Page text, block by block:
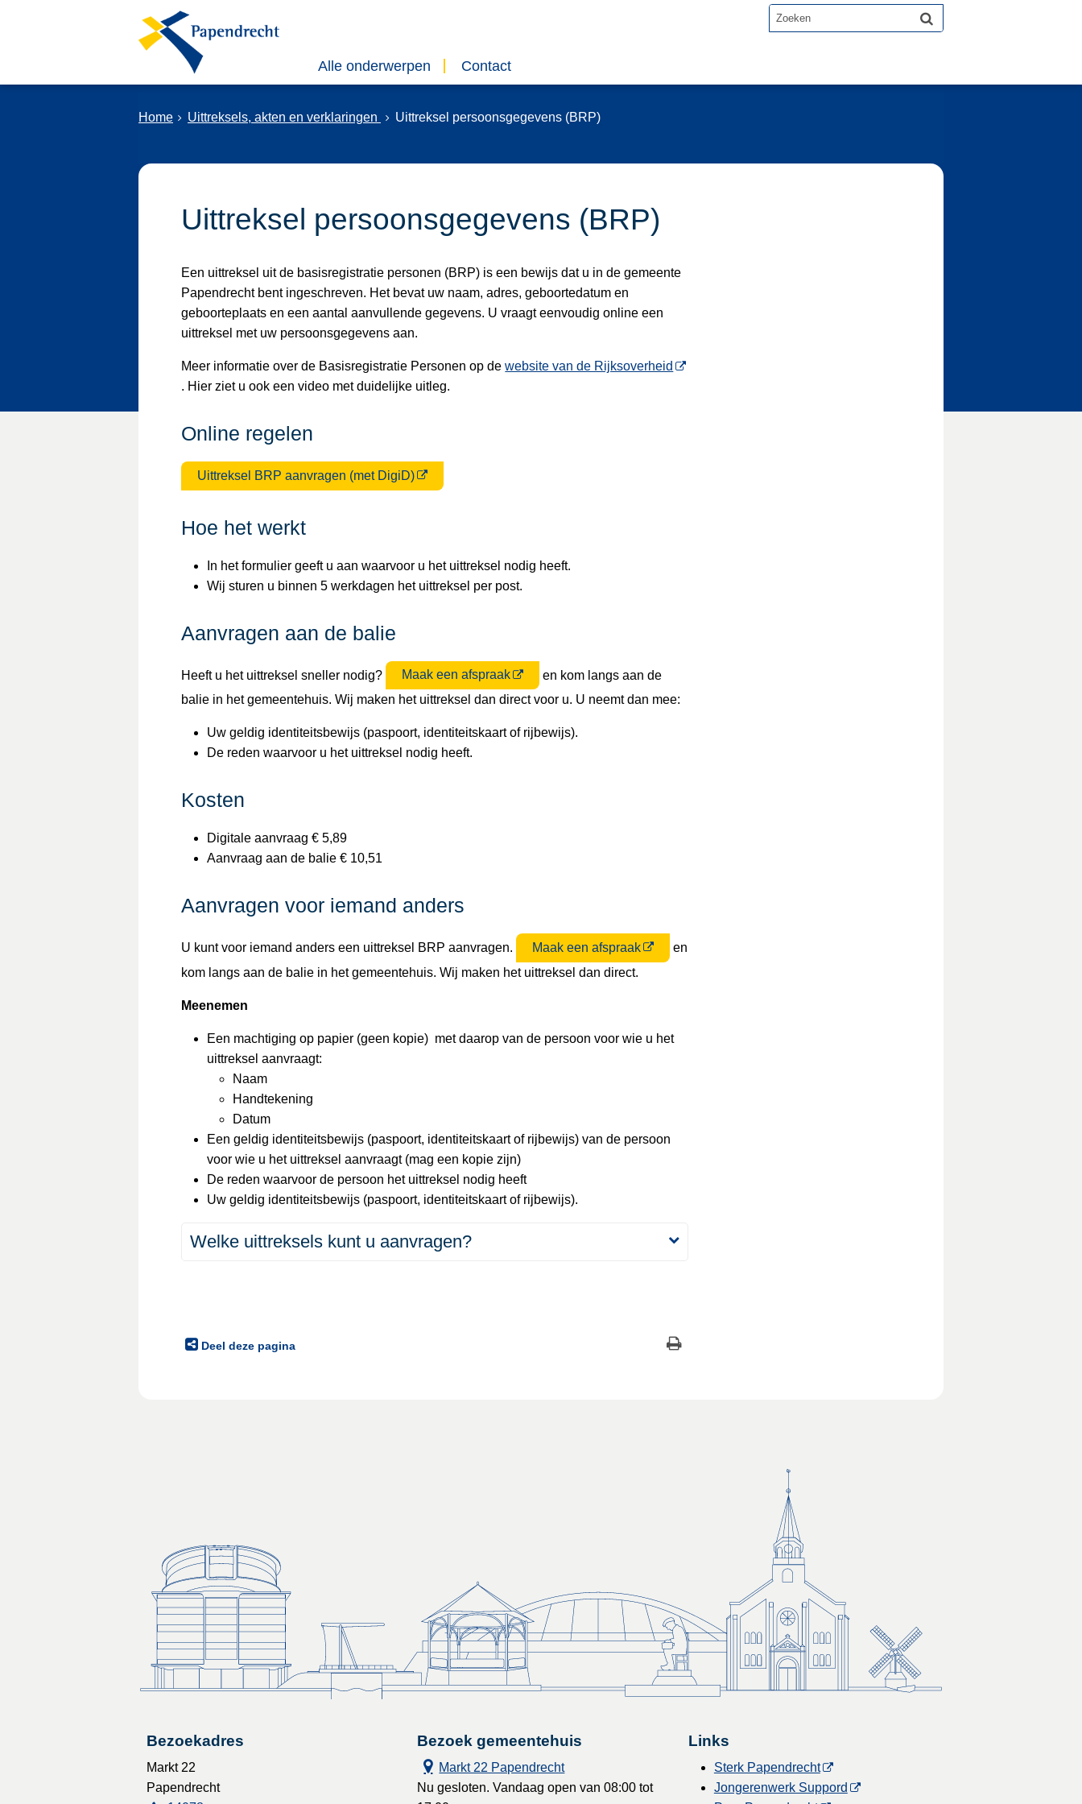
Alle onderwerpen Contact
Home Uittreksels, akten en verklaringen Uittreksel persoonsgegevens (BRP)
Uittreksel persoonsgegevens (BRP)
Een uittreksel uit de basisregistratie personen (BRP) is een bewijs dat u in de gemeente
Papendrecht bent ingeschreven. Het bevat uw naam, adres, geboortedatum en
geboorteplaats en een aantal aanvullende gegevens. U vraagt eenvoudig online een
uittreksel met uw persoonsgegevens aan.
Meer informatie over de Basisregistratie Personen op dewebsite van de Rijksoverheid
. Hier ziet u ook een video met duidelijke uitleg.
Online regelen
Uittreksel BRP aanvragen (met DigiD)
Hoe het werkt
In het formulier geeft u aan waarvoor u het uittreksel nodig heeft.
Wij sturen u binnen 5 werkdagen het uittreksel per post.
Aanvragen aan de balie
Heeft u het uittreksel sneller nodig? Maak een afspraak
en kom langs aan de
balie in het gemeentehuis. Wij maken het uittreksel dan direct voor u. U neemt dan mee:
Uw geldig identiteitsbewijs (paspoort, identiteitskaart of rijbewijs).
De reden waarvoor u het uittreksel nodig heeft.
Kosten
Digitale aanvraag € 5,89
Aanvraag aan de balie € 10,51
Aanvragen voor iemand anders
U kunt voor iemand anders een uittreksel BRP aanvragen. Maak een afspraak
en
kom langs aan de balie in het gemeentehuis. Wij maken het uittreksel dan direct.
Meenemen
Een machtiging op papier (geen kopie) met daarop van de persoon voor wie u het
uittreksel aanvraagt:
Naam
Handtekening
Datum
Een geldig identiteitsbewijs (paspoort, identiteitskaart of rijbewijs) van de persoon
voor wie u het uittreksel aanvraagt (mag een kopie zijn)
De reden waarvoor de persoon het uittreksel nodig heeft
Uw geldig identiteitsbewijs (paspoort, identiteitskaart of rijbewijs).
Welke uittreksels kunt u aanvragen?
Deel deze pagina
Bezoekadres
Markt 22
Papendrecht
Bezoek gemeentehuis
Markt 22 Papendrecht
Nu gesloten. Vandaag open van 08:00 tot
Links
Sterk Papendrecht
Jongerenwerk Suppord